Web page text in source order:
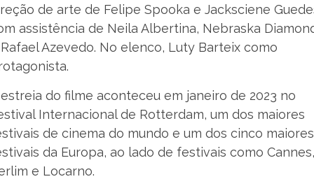
de arte de Felipe Spooka e Jacksciene
assistência de Neila Albertina, Nebraska
Azevedo. No elenco, Luty Barteix como
do filme aconteceu em janeiro de 2023 no
Internacional de Rotterdam, um dos maiores
de cinema do mundo e um dos cinco maiores
da Europa, ao lado de festivais como Cannes,
e Locarno.